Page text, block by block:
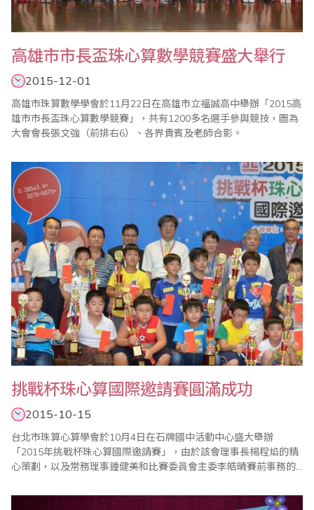
高雄市市長盃珠心算數學競賽盛大舉行
2015-12-01
高雄市珠算數學學會於11月22日在高雄市立福誠高中舉辦「2015高
雄市市長盃珠心算數學競賽」，共有1200多名選手參與競技，圖為
大會會長張文強（前排右6）、各界貴賓及老師合影。
挑戰杯珠心算國際邀請賽圓滿成功
2015-10-15
台北市珠算心算學會於10月4日在石牌國中活動中心盛大舉辦
「2015年挑戰杯珠心算國際邀請賽」，由於該會理事長楊程焰的精
心策劃，以及常務理事鍾健美和比賽委員會主委李皓晴賽前事務的
始，選手宣誓，宣誓代表蘇郁芸帶領選手宣誓恪遵比賽規則並服從